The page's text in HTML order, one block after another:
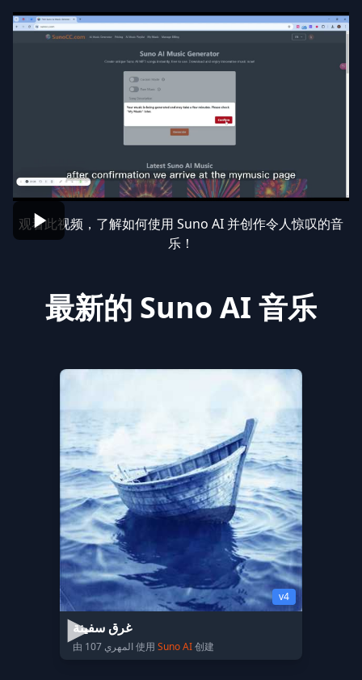
观看此视频，了解如何使用 Suno AI 并创作令人惊叹的音
乐！
最新的 Suno AI 音乐
v4
غرق سفينة
由 المهري 107 使用 Suno AI创建